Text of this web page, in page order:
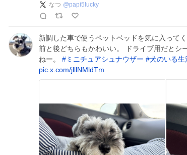
なつ @papi5lucky
新調した車で使うペットベッドを気に入って
前と後どちらもかわいい。 ドライブ用だとシ
ねー。 #ミニチュアシュナウザー #犬のいる生
pic.x.com/jlllNMldTm